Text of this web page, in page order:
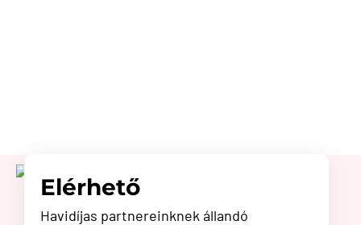
Elérhető
Havidíjas partnereinknek állandó